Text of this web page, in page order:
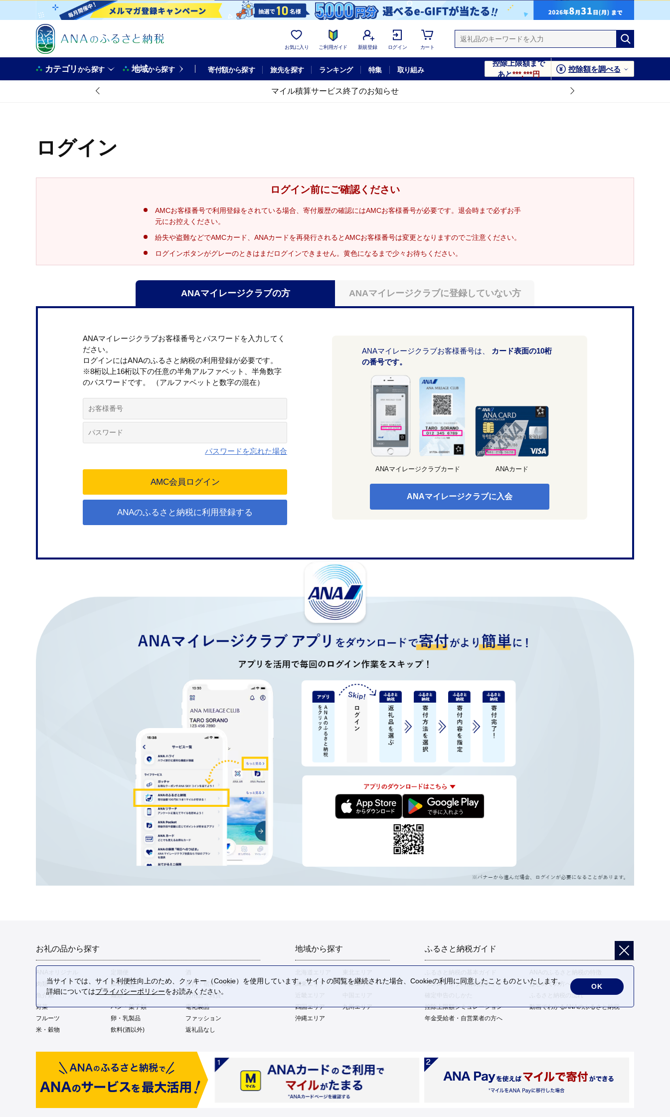
お気に入り ご利用ガイド 新規登録 ログイン カート
カテゴリから探す 地域から探す 寄付額から探す 旅先を探す ランキング 特集 取り組み
控除上限額まで
あと***,***円
控除額を調べる
マイル積算サービス終了のお知らせ
ログイン
ログイン前にご確認ください
AMCお客様番号で利用登録をされている場合、寄付履歴の確認にはAMCお客様番号が必要です。退会時まで必ずお手
元にお控えください。
紛失や盗難などでAMCカード、ANAカードを再発行されるとAMCお客様番号は変更となりますのでご注意ください。
ログインボタンがグレーのときはまだログインできません。黄色になるまで少々お待ちください。
ANAマイレージクラブの方 ANAマイレージクラブに登録していない方
ANAマイレージクラブお客様番号とパスワードを入力してく
ださい。
ログインにはANAのふるさと納税の利用登録が必要です。
※8桁以上16桁以下の任意の半角アルファベット、半角数字
のパスワードです。 （アルファベットと数字の混在）
パスワードを忘れた場合
ANAのふるさと納税に利用登録する
ANAマイレージクラブお客様番号は、
カード表面の10桁
の番号です。
ANAマイレージクラブカード ANAカード
ANAマイレージクラブに入会
お礼の品から探す
肉類
加工食品
旅行・宿泊・体験
魚介類
麺類
日用品・雑貨
野菜
パン・菓子類
電化製品
フルーツ
卵・乳製品
ファッション
米・穀物
飲料(酒以外) 返礼品なし
地域から探す
関東エリア
中部エリア
四国エリア
九州エリア
沖縄エリア
ふるさと納税ガイド
ふるさと納税の基本ガイド
ANAのふるさと納税の特徴
ワンストップ特例制度ガイド
はじめての方へ
ふるさと納税の流れ
控除上限額シミュレーション
動画でわかるANAのふるさと納税
年金受給者・自営業者の方へ
当サイトでは、サイト利便性向上のため、クッキー（Cookie）を使用しています。サイトの閲覧を継続された場合、Cookieの利用に同意したことものといたします。
詳細についてはプライバシーポリシーをお読みください。
OK